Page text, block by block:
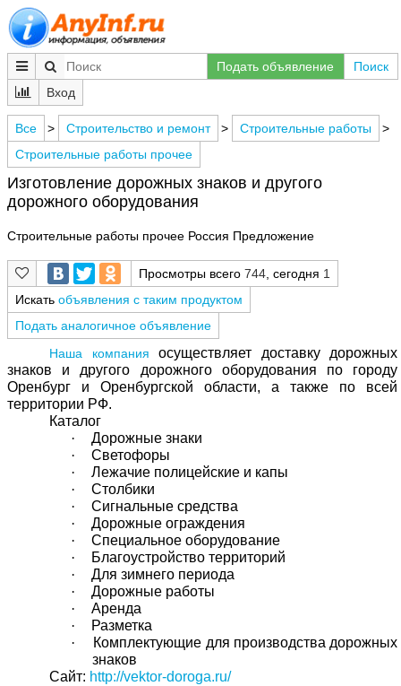
Подать объявление
Поиск
Вход
Все > Строительство и ремонт > Строительные работы
>
Строительные работы прочее
Изготовление дорожных знаков и другого
дорожного оборудования
Строительные работы прочее Россия Предложение
Просмотры всего 744 , сегодня 1
Искать объявления с таким продуктом
Подать аналогичное объявление
Наша компания осуществляет доставку дорожных
знаков и другого дорожного оборудования по городу
Оренбург и Оренбургской области, а также по всей
территории РФ.
Каталог
·
Дорожные знаки
·
Светофоры
·
Лежачие полицейские и капы
·
Столбики
·
Сигнальные средства
·
Дорожные ограждения
·
Специальное оборудование
·
Благоустройство территорий
·
Для зимнего периода
·
Дорожные работы
·
Аренда
·
Разметка
·
Комплектующие для производства дорожныx
знаков
Сайт: http://vektor-doroga.ru/